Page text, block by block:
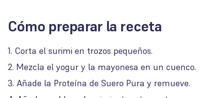
Cómo preparar la receta
Corta el surimi en trozos pequeños.
Mezcla el yogur y la mayonesa en un cuenco.
Añade la Proteína de Suero Pura y remueve.